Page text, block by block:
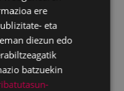
du saioa. Nobelari
dugu hemen.
ere
eta
diezun edo
batzuekin